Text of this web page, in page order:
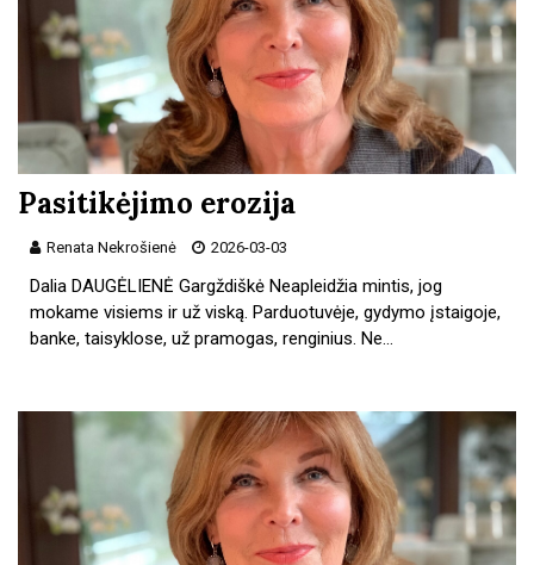
Pasitikėjimo erozija
Renata Nekrošienė 2026-03-03
Dalia DAUGĖLIENĖ Gargždiškė Neapleidžia mintis, jog
mokame visiems ir už viską. Parduotuvėje, gydymo įstaigoje,
banke, taisyklose, už pramogas, renginius. Ne…